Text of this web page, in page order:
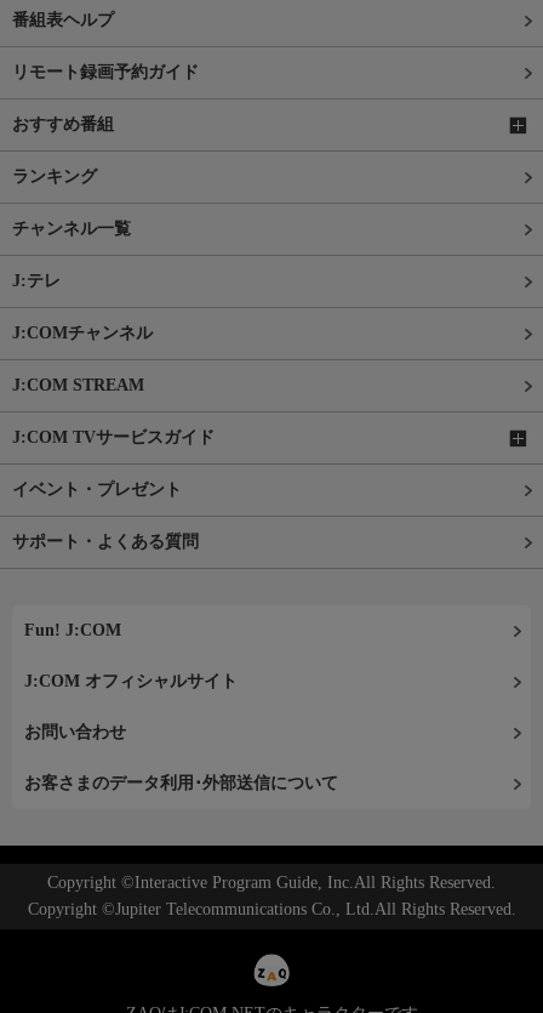
番組表ヘルプ
リモート録画予約ガイド
おすすめ番組
ランキング
チャンネル一覧
J:テレ
J:COMチャンネル
J:COM STREAM
J:COM TVサービスガイド
イベント・プレゼント
サポート・よくある質問
Fun! J:COM
J:COM オフィシャルサイト
お問い合わせ
お客さまのデータ利用･外部送信について
Copyright ©Interactive Program Guide, Inc.All Rights Reserved.
Copyright ©Jupiter Telecommunications Co., Ltd.All Rights Reserved.